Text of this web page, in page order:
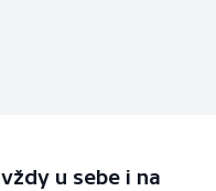
u sebe i na